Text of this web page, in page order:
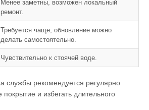
Менее заметны, возможен локальный
ремонт.
Требуется чаще, обновление можно
делать самостоятельно.
Чувствительно к стоячей воде.
службы рекомендуется регулярно
и избегать длительного